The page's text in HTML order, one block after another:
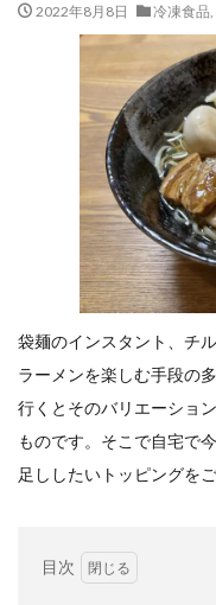
2022年8月8日 冷凍食品,
袋麺のインスタント、チ
ラーメンを楽しむ手段の
行くとそのバリエーショ
ものです。そこで自宅で
足ししたいトッピングを
目次
大阪王将 背徳のバタ
宇都宮
宮崎辛麺
昇華
居酒屋
新商品
旨辛
食の安全
鉄ラ
開発秘話
関西
餃子と食べたい
麻婆豆腐
麻辣湯
肉汁爆弾餃子
羽根つきタン塩餃子
肉まん・豚まん
蒸籠
衛生管理
謹製 羽根つき なにわ
夏
5フリー
うどん